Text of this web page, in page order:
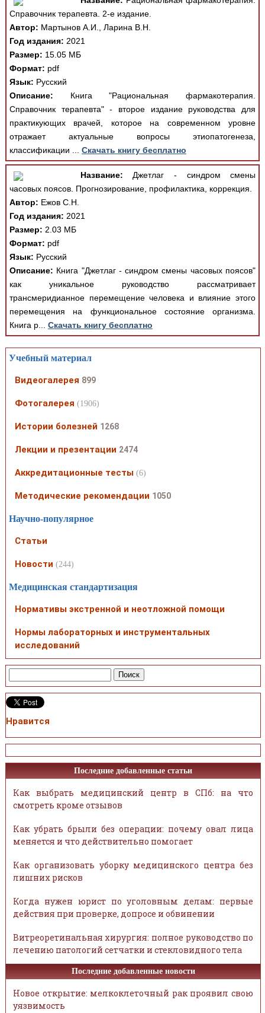
Справочник терапевта. 2-е издание.
Автор: Мартынов А.И., Ларина В.Н.
Год издания: 2021
Размер: 15.05 МБ
Формат: pdf
Язык: Русский
Описание: Книга "Рациональная фармакотерапия.
Справочник терапевта" - второе издание руководства для
практикующих врачей, которое на современном уровне
отражает актуальные вопросы этиопатогенеза,
классификации ... Скачать книгу бесплатно
Название: Джетлаг - синдром смены
часовых поясов. Прогнозирование, профилактика, коррекция.
Автор: Ежов С.Н.
Год издания: 2021
Размер: 2.03 МБ
Формат: pdf
Язык: Русский
Описание: Книга "Джетлаг - синдром смены часовых поясов"
как уникальное руководство рассматривает
трансмеридианное перемещение человека и влияние этого
перемещения на функциональное состояние организма.
Книга р... Скачать книгу бесплатно
Учебный материал
Видеогалерея 899
Фотогалерея (1906)
Истории болезней 1268
Лекции и презентации 2474
Аккредитационные тесты (6)
Методические рекомендации 1050
Научно-популярное
Статьи
Новости (244)
Медицинская стандартизация
Нормативы экстренной и неотложной помощи
Нормы лабораторных и инструментальных
исследований
Нравится
Последние добавленные статьи
Как выбрать медицинский центр в СПб: на что
смотреть кроме отзывов
Как убрать брыли без операции: почему овал лица
меняется и что действительно помогает
Как организовать уборку медицинского центра без
лишних рисков
Когда нужен юрист по уголовным делам: первые
действия при проверке, допросе и обвинении
Витреоретинальная хирургия: полное руководство по
лечению патологий сетчатки и стекловидного тела
Последние добавленные новости
Новое открытие: мелкоклеточный рак проявил свою
уязвимость